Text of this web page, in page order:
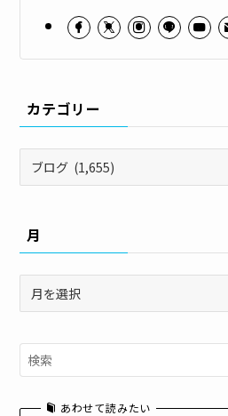
カテゴリー
ー
月
あわせて読みたい